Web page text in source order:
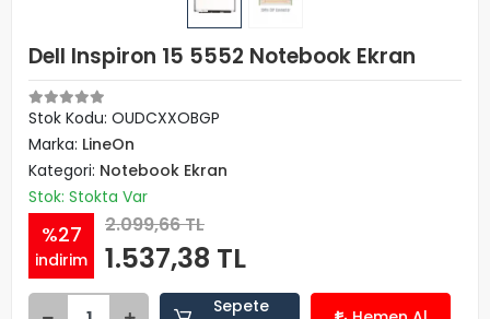
Dell Inspiron 15 5552 Notebook Ekran
Stok Kodu: OUDCXXOBGP
Marka: LineOn
Kategori: Notebook Ekran
Stok: Stokta Var
%27
indirim
2.099,66 TL
1.537,38 TL
Sepete